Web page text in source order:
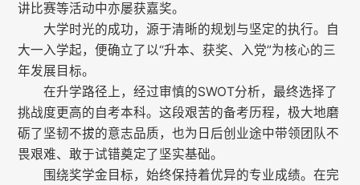
讲比赛等活动中亦屡获嘉奖。
大学时光的成功，源于清晰的规划与坚定的执行。自
大一入学起，便确立了以“升本、获奖、入党”为核心的三
年发展目标。
在升学路径上，经过审慎的SWOT分析，最终选择了
挑战度更高的自考本科。这段艰苦的备考历程，极大地磨
砺了坚韧不拔的意志品质，也为日后创业途中带领团队不
畏艰难、敢于试错奠定了坚实基础。
围绕奖学金目标，始终保持着优异的专业成绩。在完